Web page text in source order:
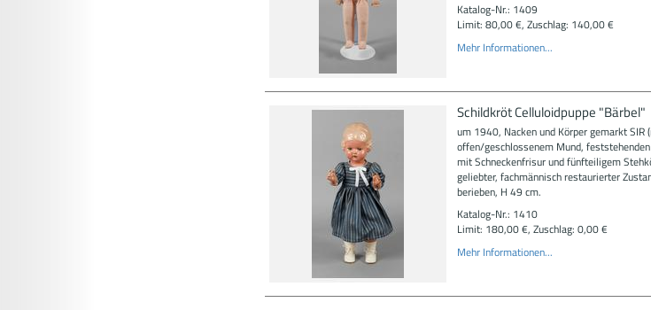
Katalog-Nr.: 1409
Limit: 80,00 €, Zuschlag: 140,00 €
Mehr Informationen...
Schildkröt Celluloidpuppe "Bärbel"
um 1940, Nacken und Körper gemarkt SIR
offen/geschlossenem Mund,
mit Schneckenfrisur und fünfteiligem
geliebter, fachmännisch restaurierter
berieben, H 49 cm.
Katalog-Nr.: 1410
Limit: 180,00 €, Zuschlag: 0,00 €
Mehr Informationen...